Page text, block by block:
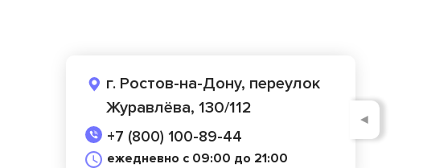
г. Ростов-на-Дону, переулок
Журавлёва, 130/112
+7 (800) 100-89-44
ежедневно с 09:00 до 21:00
◄